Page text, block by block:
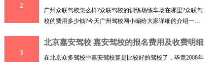
2
广州众联驾校怎么样?众联驾校的训练场练车场在哪里?众联驾
校的费用多少钱?今天广州驾校网小编给大家详细的介绍一下
3
北京嘉安驾校 嘉安驾校的报名费用及收费明细
在北京众多驾校中嘉安驾校算是比较好的驾校了，毕竟2008年